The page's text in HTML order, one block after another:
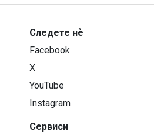
Следете нѐ
Facebook
X
YouTube
Instagram
Сервиси